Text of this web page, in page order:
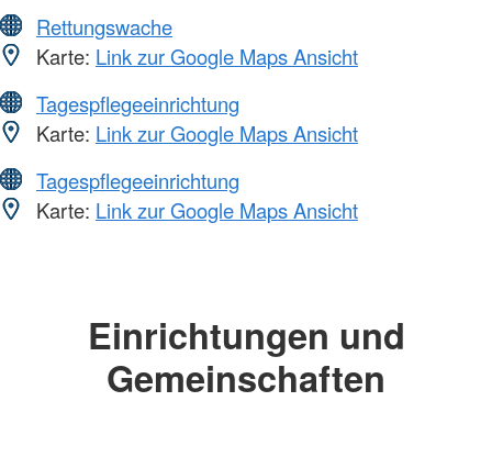
Rettungswache
Karte: Link zur Google Maps Ansicht
Tagespflegeeinrichtung
Karte: Link zur Google Maps Ansicht
Tagespflegeeinrichtung
Karte: Link zur Google Maps Ansicht
Einrichtungen und
Gemeinschaften